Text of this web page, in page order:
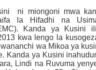
ni miongoni mwa
la Hifadhi na
Kanda ya Kusini
kwa lengo la
wa Mikoa ya
Kanda ya Kusini
Lindi na Ruvuma